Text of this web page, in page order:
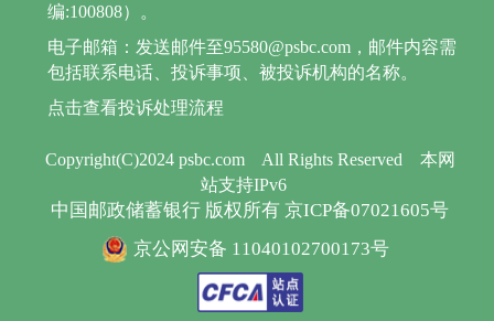
Copyright(C)2024 psbc.com All Rights Reserved
本网
站支持IPv6
中国邮政储蓄银行 版权所有 京ICP备07021605号
京公网安备 11040102700173号
编:100808）。
电子邮箱：发送邮件至95580@psbc.com，邮件内容需
包括联系电话、投诉事项、被投诉机构的名称。
点击查看投诉处理流程